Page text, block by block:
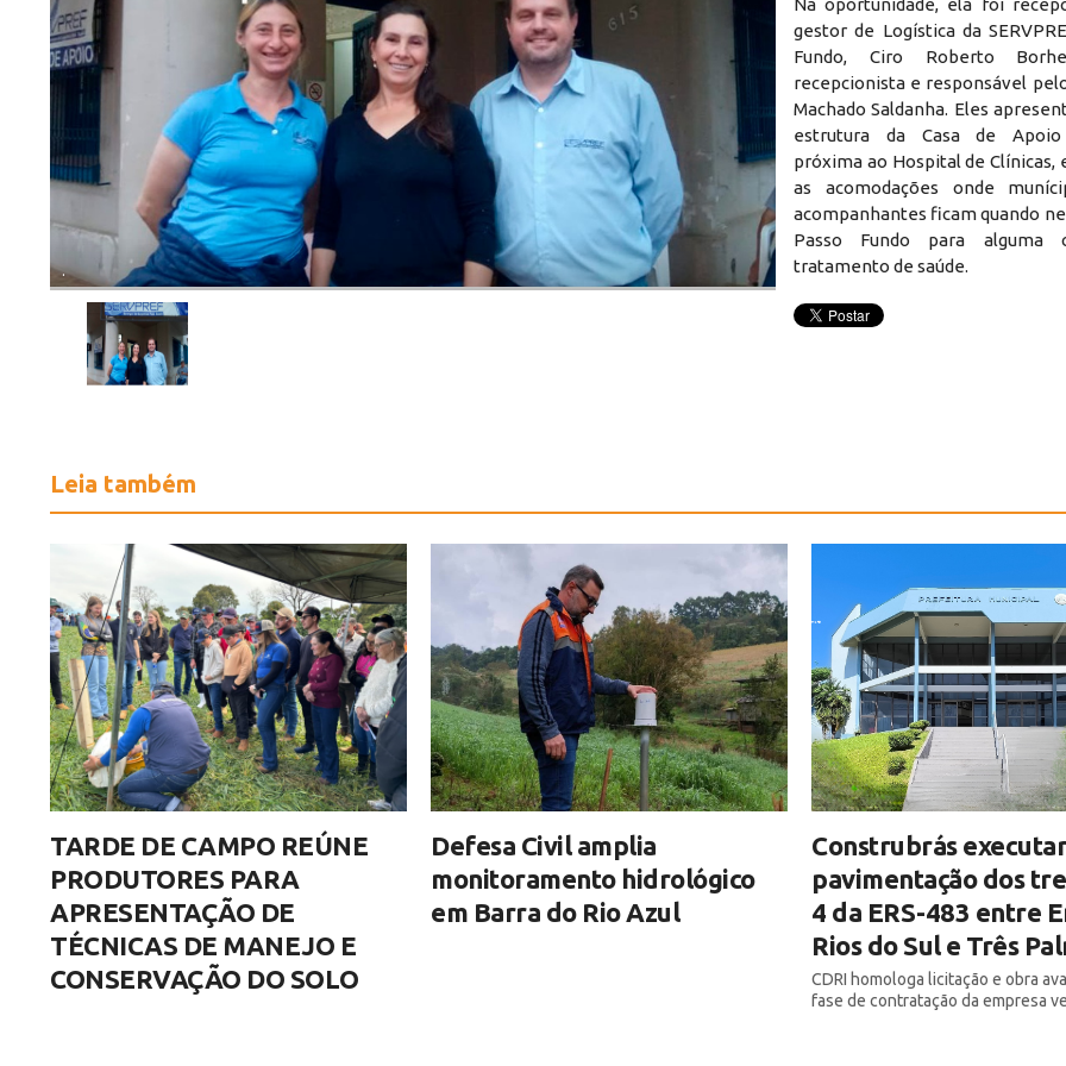
.
Na oportunidade, ela foi
gestor de Logística da
Fundo, Ciro Roberto
recepcionista e responsável
Machado Saldanha. Eles
estrutura da Casa de Apoio
próxima ao Hospital de Clínicas,
as acomodações onde
acompanhantes ficam quando
Passo Fundo para alguma
tratamento de saúde.
Leia também
TARDE DE CAMPO REÚNE
PRODUTORES PARA
APRESENTAÇÃO DE
TÉCNICAS DE MANEJO E
CONSERVAÇÃO DO SOLO
Defesa Civil amplia
monitoramento hidrológico
em Barra do Rio Azul
Construbrás
pavimentação dos
4 da ERS-483 entre
Rios do Sul e Três
CDRI homologa licitação e obra
fase de contratação da empresa